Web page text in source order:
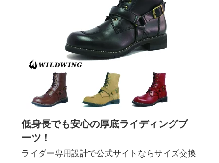
低身長でも安心の厚底ライディングブ
ーツ！
ライダー専用設計で公式サイトならサイズ交換